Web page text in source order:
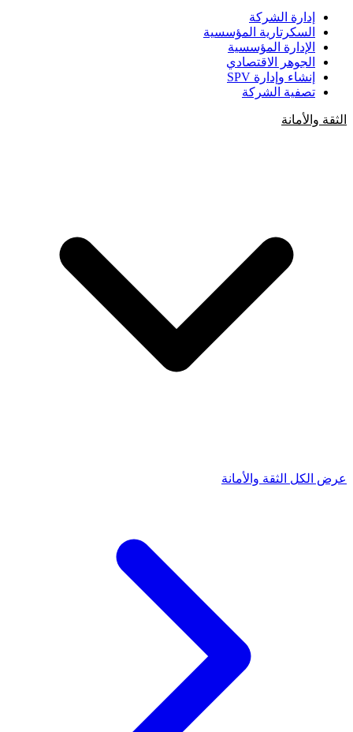
إدارة الشركة
السكرتارية المؤسسية
الإدارة المؤسسية
الجوهر الاقتصادي
إنشاء وإدارة SPV
تصفية الشركة
الثقة والأمانة
عرض الكل الثقة والأمانة